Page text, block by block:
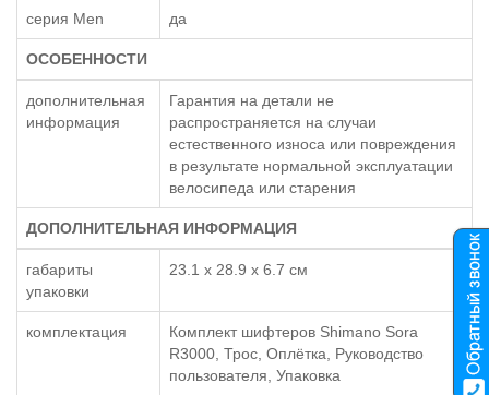
серия Men да
ОСОБЕННОСТИ
дополнительная
информация
Гарантия на детали не
распространяется на случаи
естественного износа или повреждения
в результате нормальной эксплуатации
велосипеда или старения
ДОПОЛНИТЕЛЬНАЯ ИНФОРМАЦИЯ
габариты
упаковки
23.1 x 28.9 x 6.7 см
комплектация
Комплект шифтеров Shimano Sora
R3000, Трос, Оплётка, Руководство
пользователя, Упаковка